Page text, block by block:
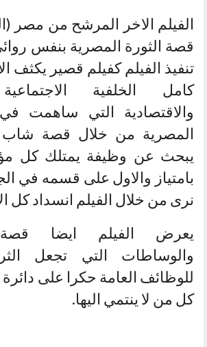
الفيلم الاخر المرشح من مصر
قصة الثورة المصرية بنفس
تنفيذ الفيلم كفيلم قصير يكثف
كامل الخلفية
والاقتصادية التي ساهمت
المصرية من خلال قصة
يبحث عن وظيفة يمتلك كل
بامتياز والاول على قسمه في
نرى من خلال الفيلم انسداد كل
يعرض الفيلم ايضا قصة
والوساطات التي تجعل
للوظائف العامة حكرا على
كل من لا ينتمي اليها.